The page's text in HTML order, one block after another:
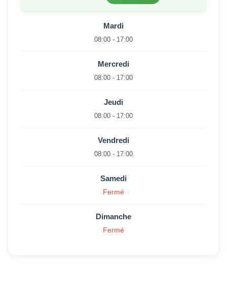
Mardi
08:00 - 17:00
Mercredi
08:00 - 17:00
Jeudi
08:00 - 17:00
Vendredi
08:00 - 17:00
Samedi
Fermé
Dimanche
Fermé